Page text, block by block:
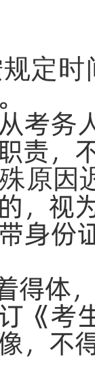
规定
考
责，
原因
，视
身
得体
《
，不